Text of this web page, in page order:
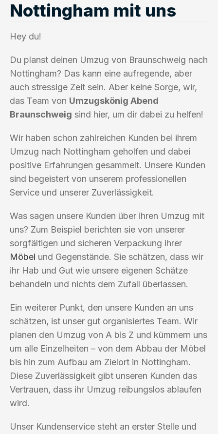
Nottingham mit uns
Hey du!
Du planst deinen Umzug von Braunschweig nach
Nottingham? Das kann eine aufregende, aber
auch stressige Zeit sein. Aber keine Sorge, wir,
das Team von Umzugskönig Abend
Braunschweig sind hier, um dir dabei zu helfen!
Wir haben schon zahlreichen Kunden bei ihrem
Umzug nach Nottingham geholfen und dabei
positive Erfahrungen gesammelt. Unsere Kunden
sind begeistert von unserem professionellen
Service und unserer Zuverlässigkeit.
Was sagen unsere Kunden über ihren Umzug mit
uns? Zum Beispiel berichten sie von unserer
sorgfältigen und sicheren Verpackung ihrer
Möbel und Gegenstände. Sie schätzen, dass wir
ihr Hab und Gut wie unsere eigenen Schätze
behandeln und nichts dem Zufall überlassen.
Ein weiterer Punkt, den unsere Kunden an uns
schätzen, ist unser gut organisiertes Team. Wir
planen den Umzug von A bis Z und kümmern uns
um alle Einzelheiten – von dem Abbau der Möbel
bis hin zum Aufbau am Zielort in Nottingham.
Diese Zuverlässigkeit gibt unseren Kunden das
Vertrauen, dass ihr Umzug reibungslos ablaufen
wird.
Unser Kundenservice steht an erster Stelle und